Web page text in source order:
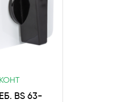
BS 63-